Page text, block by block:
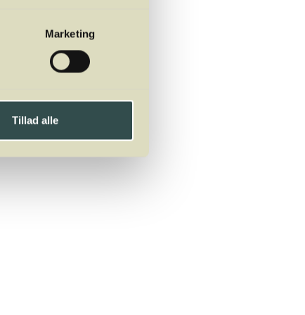
Marketing
Tillad alle